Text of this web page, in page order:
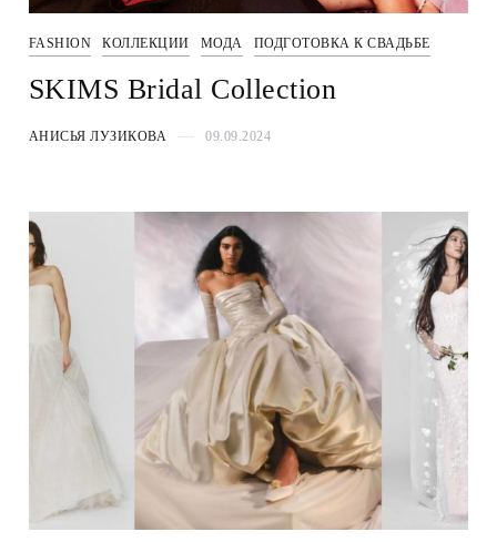
FASHION КОЛЛЕКЦИИ МОДА ПОДГОТОВКА К СВАДЬБЕ
SKIMS Bridal Collection
АНИСЬЯ ЛУЗИКОВА 09.09.2024